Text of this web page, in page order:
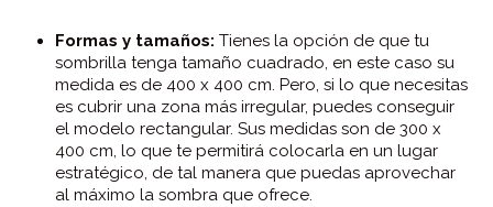
Formas y tamaños: Tienes la opción de que tu
sombrilla tenga tamaño cuadrado, en este caso su
medida es de 400 x 400 cm. Pero, si lo que necesitas
es cubrir una zona más irregular, puedes conseguir
el modelo rectangular. Sus medidas son de 300 x
400 cm, lo que te permitirá colocarla en un lugar
estratégico, de tal manera que puedas aprovechar
al máximo la sombra que ofrece.